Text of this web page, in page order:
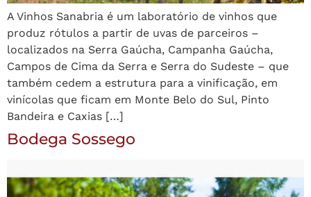
A Vinhos Sanabria é um laboratório de vinhos que
produz rótulos a partir de uvas de parceiros –
localizados na Serra Gaúcha, Campanha Gaúcha,
Campos de Cima da Serra e Serra do Sudeste – que
também cedem a estrutura para a vinificação, em
vinícolas que ficam em Monte Belo do Sul, Pinto
Bandeira e Caxias […]
Bodega Sossego